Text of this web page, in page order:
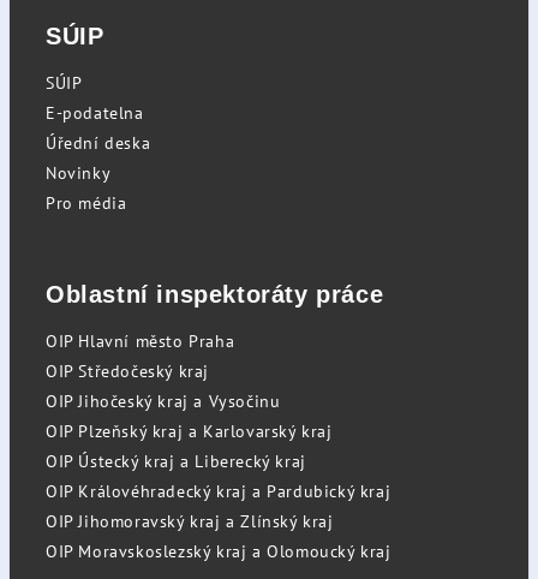
SÚIP
SÚIP
E-podatelna
Úřední deska
Novinky
Pro média
Oblastní inspektoráty práce
OIP Hlavní město Praha
OIP Středočeský kraj
OIP Jihočeský kraj a Vysočinu
OIP Plzeňský kraj a Karlovarský kraj
OIP Ústecký kraj a Liberecký kraj
OIP Královéhradecký kraj a Pardubický kraj
OIP Jihomoravský kraj a Zlínský kraj
OIP Moravskoslezský kraj a Olomoucký kraj